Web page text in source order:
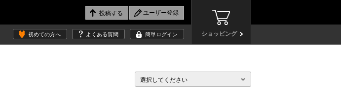
ショッピング
初めての方へ よくある質問 簡単ログイン
選択してください